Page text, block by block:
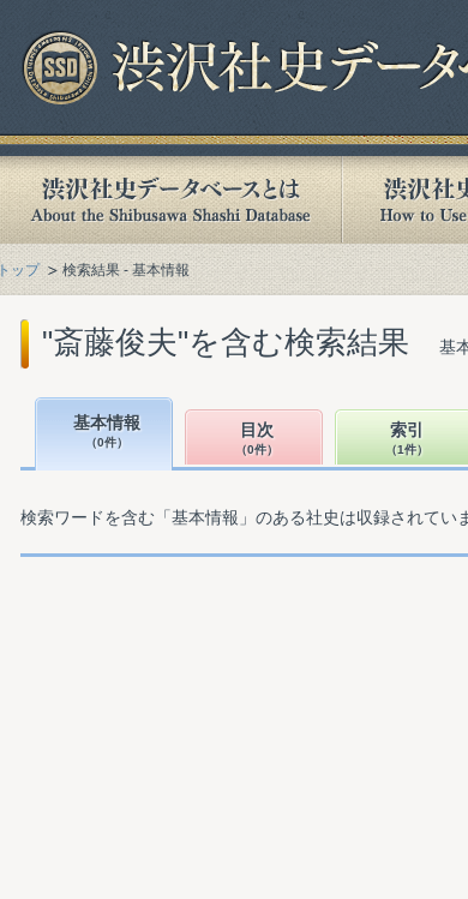
トップ 検索結果 - 基本情報
"斎藤俊夫"を含む検索結果 基
基本情報
（0件）
目次
（0件）
索引
（1件）
検索ワードを含む「基本情報」のある社史は収録されてい